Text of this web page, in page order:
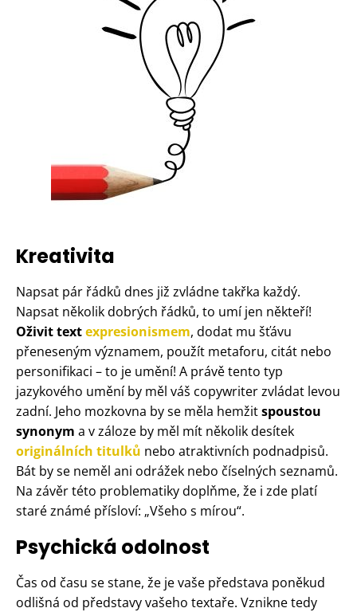
Kreativita
Napsat pár řádků dnes již zvládne takřka každý.
Napsat několik dobrých řádků, to umí jen někteří!
Oživit textexpresionismem, dodat mu šťávu
přeneseným významem, použít metaforu, citát nebo
personifikaci – to je umění! A právě tento typ
jazykového umění by měl váš copywriter zvládat levou
zadní. Jeho mozkovna by se měla hemžitspoustou
synonym a v záloze by měl mít několik desítek
originálních titulků nebo atraktivních podnadpisů.
Bát by se neměl ani odrážek nebo číselných seznamů.
Na závěr této problematiky doplňme, že i zde platí
staré známé přísloví: „Všeho s mírou“.
Psychická odolnost
Čas od času se stane, že je vaše představa poněkud
odlišná od představy vašeho textaře. Vznikne tedy